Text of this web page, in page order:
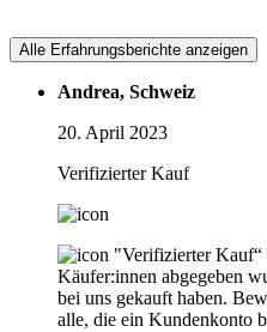
Alle Erfahrungsberichte anzeigen
Andrea, Schweiz
20. April 2023
Verifizierter Kauf
"Verifizierter Kauf“
Käufer:innen abgegeben
bei uns gekauft haben.
alle, die ein Kundenkonto